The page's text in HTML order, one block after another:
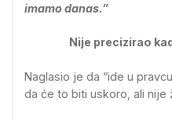
imamo danas.”
Nije precizirao
Naglasio je da “ide u
da će to biti uskoro, ali nije